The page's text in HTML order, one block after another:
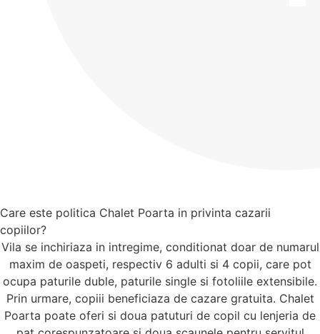
Care este politica Chalet Poarta in privinta cazarii
copiilor?
Vila se inchiriaza in intregime, conditionat doar de numarul
maxim de oaspeti, respectiv 6 adulti si 4 copii, care pot
ocupa paturile duble, paturile single si fotoliile extensibile.
Prin urmare, copiii beneficiaza de cazare gratuita. Chalet
Poarta poate oferi si doua patuturi de copil cu lenjeria de